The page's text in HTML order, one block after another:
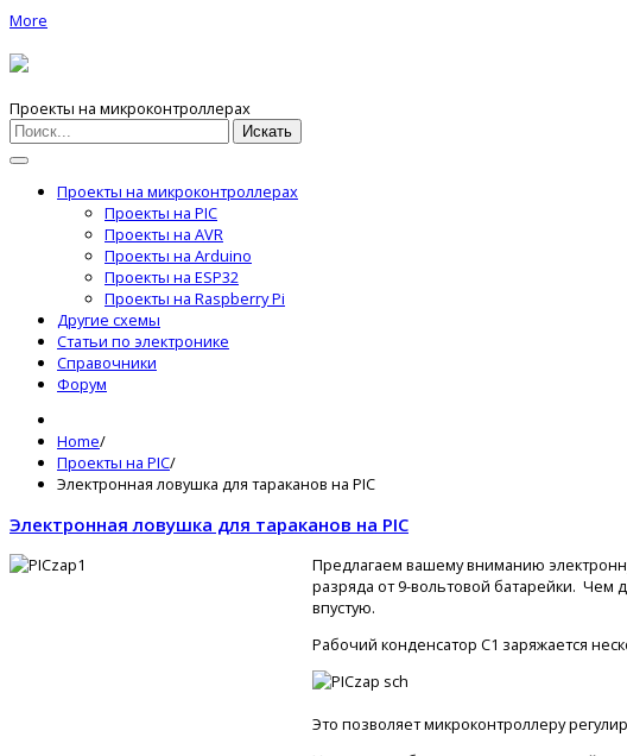
More
Проекты на микроконтроллерах
Искать
Проекты на микроконтроллерах
Проекты на PIC
Проекты на AVR
Проекты на Arduino
Проекты на ESP32
Проекты на Raspberry Pi
Другие схемы
Статьи по электронике
Справочники
Форум
Home/
Проекты на PIC/
Электронная ловушка для тараканов на PIC
Электронная ловушка для тараканов на PIC
Предлагаем вашему вниманию
разряда от 9-вольтовой батарейки. Чем
впустую.
Рабочий конденсатор С1 заряжается
Это позволяет микроконтроллеру